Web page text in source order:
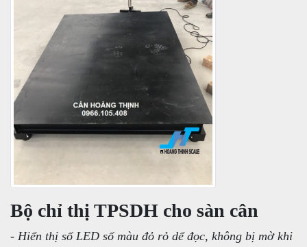
Bộ chỉ thị TPSDH cho sàn cân
- Hiển thị số LED số màu đỏ rỏ dể đọc, không bị mờ khi